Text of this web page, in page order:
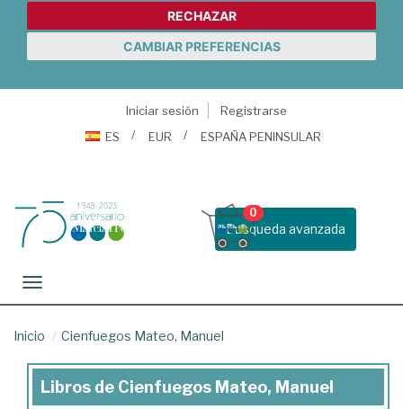
RECHAZAR
CAMBIAR PREFERENCIAS
Iniciar sesión
Registrarse
ES
EUR ESPAÑA PENINSULAR
Busqueda avanzada
0
Toggle navigation
Inicio Cienfuegos Mateo, Manuel
Libros
Libros de Cienfuegos Mateo, Manuel